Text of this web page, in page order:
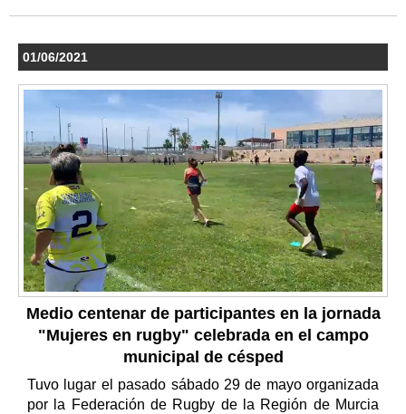
01/06/2021
Medio centenar de participantes en la jornada
"Mujeres en rugby" celebrada en el campo
municipal de césped
Tuvo lugar el pasado sábado 29 de mayo organizada
por la Federación de Rugby de la Región de Murcia